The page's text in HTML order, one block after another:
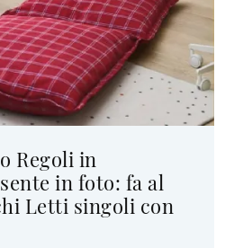
Regoli in
in foto: fa al
Letti singoli con